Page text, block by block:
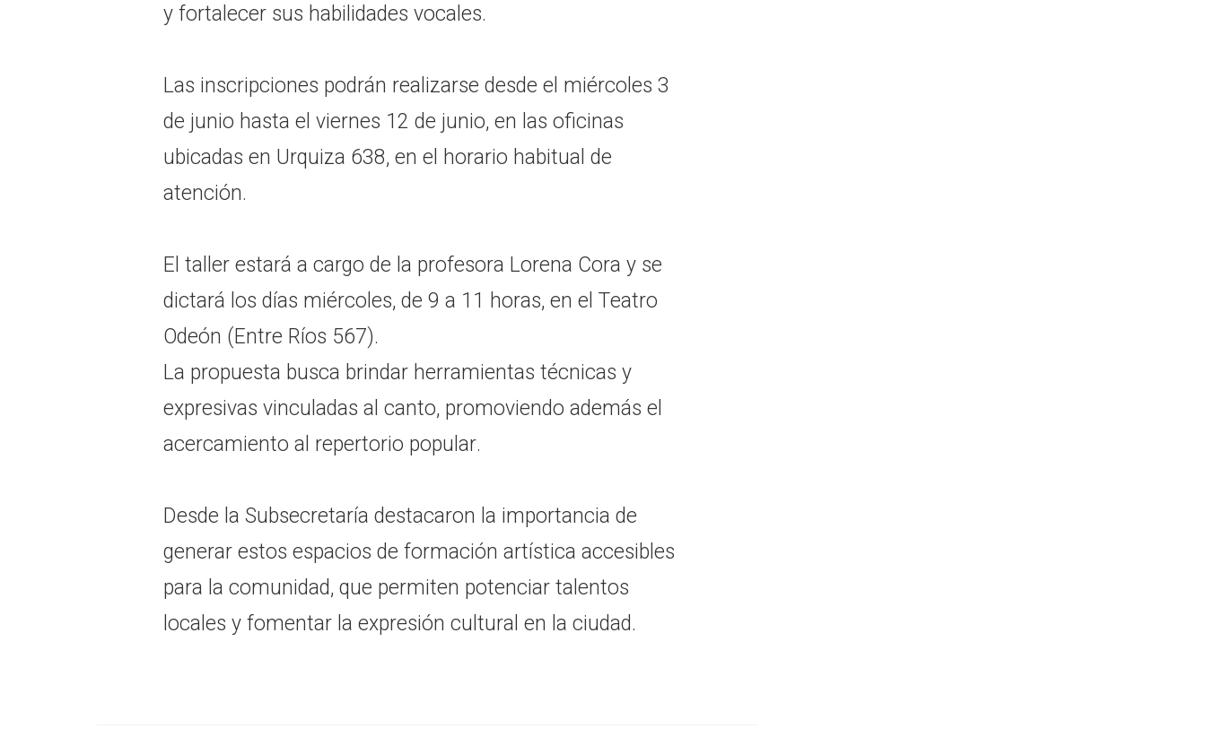
y fortalecer sus habilidades vocales.
Las inscripciones podrán realizarse desde el miércoles 3
de junio hasta el viernes 12 de junio, en las oficinas
ubicadas en Urquiza 638, en el horario habitual de
atención.
El taller estará a cargo de la profesora Lorena Cora y se
dictará los días miércoles, de 9 a 11 horas, en el Teatro
Odeón (Entre Ríos 567).
La propuesta busca brindar herramientas técnicas y
expresivas vinculadas al canto, promoviendo además el
acercamiento al repertorio popular.
Desde la Subsecretaría destacaron la importancia de
generar estos espacios de formación artística accesibles
para la comunidad, que permiten potenciar talentos
locales y fomentar la expresión cultural en la ciudad.